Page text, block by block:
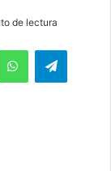
de lectura